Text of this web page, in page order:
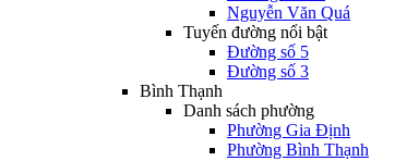
Nguyễn Văn Quá
Tuyến đường nổi bật
Đường số 5
Đường số 3
Bình Thạnh
Danh sách phường
Phường Gia Định
Phường Bình Thạnh